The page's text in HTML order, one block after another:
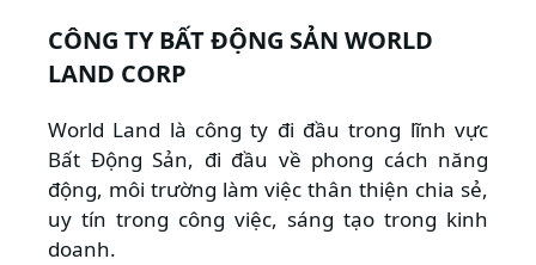
CÔNG TY BẤT ĐỘNG SẢN WORLD
LAND CORP
World Land là công ty đi đầu trong lĩnh vực
Bất Động Sản, đi đầu về phong cách năng
động, môi trường làm việc thân thiện chia sẻ,
uy tín trong công việc, sáng tạo trong kinh
doanh.